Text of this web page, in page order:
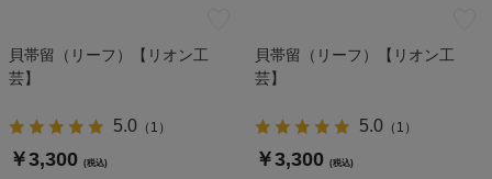
貝帯留（リーフ）【リオン工
芸】
5.0（ 1 ）
￥3,300 (税込)
貝帯留（リーフ）【リオン工
芸】
5.0（ 1 ）
￥3,300 (税込)